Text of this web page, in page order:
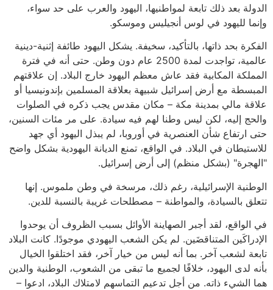
الدولة بعد ذلك تابعة لمواطنيها، اليهود والعرب على حد سواء،
وإنما لليهود في لوس أنجيليس وموسكو.
الفكرة بحد ذاتها، بالتأكيد، سخيفة. يشكل اليهود طائفة إثنية-دينية
عالمية، تواجدت لمدة 2500 عام دون وطن. حتى أنه في فترة
المملكة المكابية فقد عاش معظم اليهود خارج البلاد. إن علاقتهم
المبسطة مع أرض إسرائيل شبيهة بعلاقة المسلمين بإندونيسيا أو
علاقة مالي بمدينة مكة – مكان مقدس يجب ذكره في الصلوات
والحج إليه، لكن ليس وطنا لهم فيه سيادة. على مر مئات السنين،
حتى ارتفاع شأن العنصرية في أوروبا، لم يبذل اليهود أي جهد
للاستيطان في البلاد. في الواقع، تمنع الديانة اليهودية بشكل واضح
"الهجرة" (بشكل منظم) إلى أرض إسرائيل.
الوطنية الإسرائيلية، رغم ذلك، مرسخة في وطن ملموس. إنها
تتعلق بالسيادة، والمواطنة – مصطلحات غريبة بالنسبة للدين.
في الواقع، لقد أجبر الصهاينة الأوائل بسبب الظروف أن يوحدوا
الإدراكَين المتناقضَين. لم يكن الشعب اليهودي موجودًا. كانت البلاد
تابعة لشعب آخر. بما أنه ليس من خيار آخر، فقد اختلقوا الخيال
بأنه لدى اليهود، خلافًا لجميع ما تبقى من الشعوب، الوطنية والدين
هما الشيء ذاته. من أجل تدعيم التماسهم لامتلاك البلاد، ادعوا –